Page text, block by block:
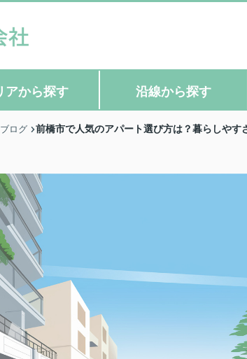
アから探す 沿線から探す
ブログ 前橋市で人気のアパート選び方は？暮らしやす